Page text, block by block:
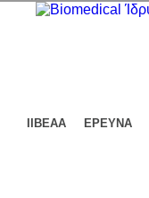
ΙΙΒΕΑΑ ΕΡΕΥΝΑ